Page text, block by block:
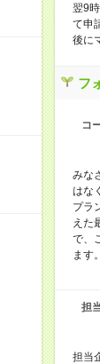
翌9
て申
後に
フ
コ
みな
はな
プラ
えた
で、
ます。
担
担当